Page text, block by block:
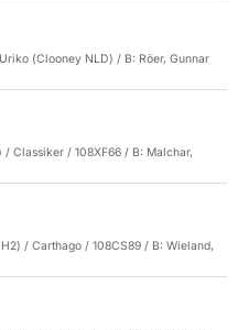
(Clooney NLD) / B: Röer, Gunnar
Classiker / 108XF66 / B: Malchar,
/ Carthago / 108CS89 / B: Wieland,